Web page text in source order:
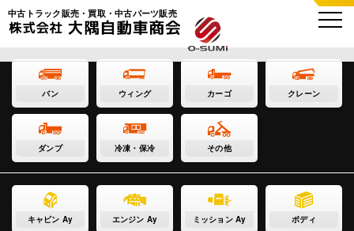
中古トラック販売・買取・中古パーツ販売
バン ウィング カーゴ クレーン
ダンプ 冷凍・保冷 その他
キャビン Ay エンジン Ay ミッション Ay ボディ